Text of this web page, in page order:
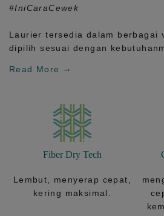
#IniCaraCewek
Laurier tersedia dalam berbagai
dipilih sesuai dengan
Read More
Fiber Dry Tech
Lembut, menyerap cepat,
kering maksimal.